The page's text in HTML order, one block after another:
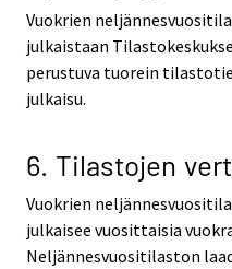
Vuokrien
julkaistaan
perustuva tuorein
julkaisu.
6. Tilastojen
Vuokrien
julkaisee vuosittaisia
Neljännesvuositilaston